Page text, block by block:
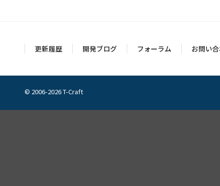
更新履歴 開発ブログ フォーラム お問い
© 2006-2026 T-Craft